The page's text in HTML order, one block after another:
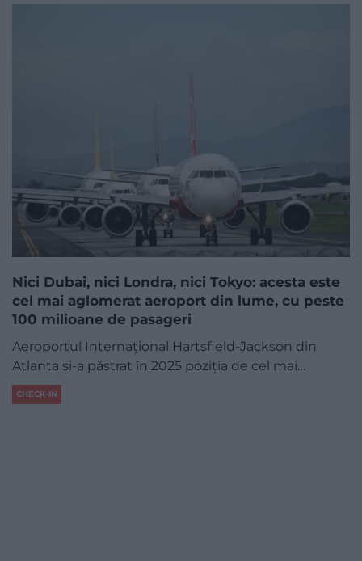
Nici Dubai, nici Londra, nici Tokyo: acesta este
cel mai aglomerat aeroport din lume, cu peste
100 milioane de pasageri
Aeroportul Internațional Hartsfield-Jackson din
Atlanta și-a păstrat în 2025 poziția de cel mai…
CHECK-IN